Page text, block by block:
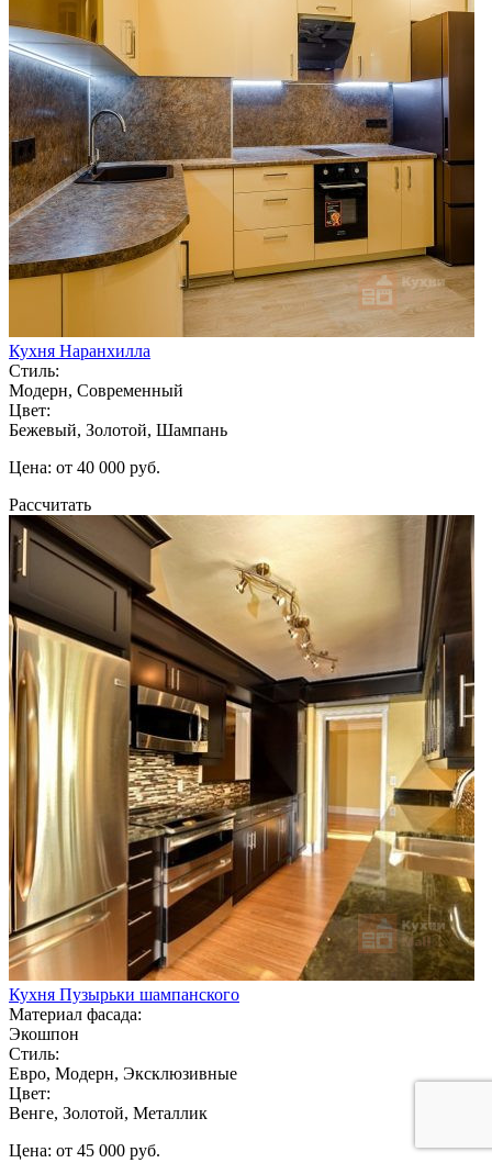
Кухня Наранхилла
Стиль:
Модерн, Современный
Цвет:
Бежевый, Золотой, Шампань
Цена: от 40 000 руб.
Рассчитать
Кухня Пузырьки шампанского
Материал фасада:
Экошпон
Стиль:
Евро, Модерн, Эксклюзивные
Цвет:
Венге, Золотой, Металлик
Цена: от 45 000 руб.